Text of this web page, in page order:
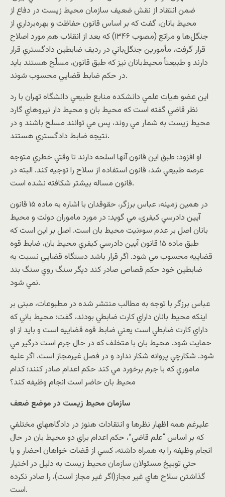
ضمن انتقاد از نقش ضعيف سازمان محيط زيست در دفاع از
محيط بانان، گفت که بر اساس قانون حفاظت و بهره‌برداري از
جنگل‌ها و مراتع (مصوب ١٣۴۶) كه بعد از انقلاب هم مورد اصلاح
قرار گرفت، مأمورين جنگل‌باني در رديف ضابطين دادگستري قرار
دارند و طبيعتاً محيط‌بانان نيز كه طبق قانون، مسلّح هستند بايد
در حكم ضابط قضايي محسوب شوند.
اين عضو هيات علمي دانشکده منابع طبيعي دانشگاه تهران با رد
نظر قاضي گفته است که محيط بان و محيط دار نيروهاي گارد
محيط زيست به شمار مي روند، پس مي توانند مسلح باشند و در
نتيجه ضابط دادگستري هستند.
او افزود: طبق اين قانون آنها اسلحه دارند تا وقتي خطري متوجه
عرصه طبيعي شد، قانون استفاده از سلاح را توجيه کند. البته در
قانون مساله بيشتر شکافته نشده است.
در همين زمينه، عباس برزگر، حقوقدان با اشاره به ماده ١۵ قانون
آيين دادرسي کيفرى، مي گويد: در مورد ماموران دولت و محيط
بانان اصل بر عدم سوءنيت محيط بان است. اصل بر اين است که
طبق ماده ١۵ قانون آيين دادرسي کيفري محيط بان، ضابط قوه
قضاييه محسوب مي شود. اگر قرار باشد دستگاه قضايي نسبت به
ضابطين خود حکم قصاص صادر کند ديگر سنگ روي سنگ بند
نمي شود.
عباس برزگر با توجه به مطالب منتشر شده در مطبوعات، مبنی بر
اینکه محيط بانان داراي کارت ضابطي بودند، گفت: محيط باني که
داراي کارت ضابطي است يعني ضابط قوه قضاييه است و بايد از او
حمايت شود. محيط بان با متخلف که در حال جرم است درگير مي
شود. شکارچي پروانه شکار ندارد و در فصل غيرمجاز است. اگر عليه
ماموري که با جرم برخورد مي کند حکم اعدام صادر کنند؛ کدام
محيط بان حاضر است انجام وظيفه کند؟
سازمان محیط زیست در موضع ضعف
عليرغم همه اظهار نظرها و انتقادات هنوز در دادگاههاي مختلفي
که بر اساس “علم قاضي”، حکم اعدام براي دو محيط بان در حال
انجام وظيفه را به همراه داشته، کسي از قضات خواهان احضار و يا
حتي توبيخ مسئولان سازمان محيط زيست به دليل در اختيار
گذاشتن سلاح هاي غير مجاز(اگر غير مجاز است)، را صادر نکرده
است.